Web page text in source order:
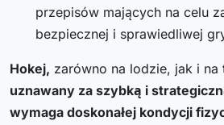
przepisów mających na celu
bezpiecznej i sprawiedliwej
Hokej, zarówno na lodzie, jak i na
uznawany za szybką i
wymaga doskonałej kondycji